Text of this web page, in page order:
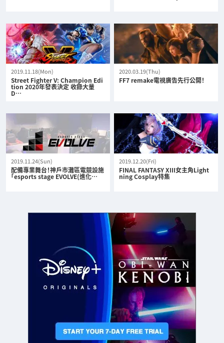
2019.11.18(Mon)
Street Fighter V: Champion Edi
tion 2020年發表決定 收錄大量
D…
2020.03.19(Thu)
FF7 remake電視廣告先行公開！
2019.11.24(Sun)
配備專業舞台！神戶市灘區電競設施
「esports stage EVOLVE(進化…
2019.12.20(Fri)
FINAL FANTASY XIII女主角Light
ning Cosplay特集